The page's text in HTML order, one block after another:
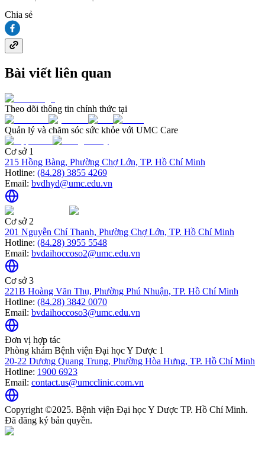
Chia sẻ
Bài viết liên quan
Theo dõi thông tin chính thức tại
Quản lý và chăm sóc sức khỏe với UMC Care
Cơ sở 1
215 Hồng Bàng, Phường Chợ Lớn, TP. Hồ Chí Minh
Hotline: (84.28) 3855 4269
Email: bvdhyd@umc.edu.vn
Cơ sở 2
201 Nguyễn Chí Thanh, Phường Chợ Lớn, TP. Hồ Chí Minh
Hotline: (84.28) 3955 5548
Email: bvdaihoccoso2@umc.edu.vn
Cơ sở 3
221B Hoàng Văn Thụ, Phường Phú Nhuận, TP. Hồ Chí Minh
Hotline: (84.28) 3842 0070
Email: bvdaihoccoso3@umc.edu.vn
Đơn vị hợp tác
Phòng khám Bệnh viện Đại học Y Dược 1
20-22 Dương Quang Trung, Phường Hòa Hưng, TP. Hồ Chí Minh
Hotline: 1900 6923
Email: contact.us@umcclinic.com.vn
Copyright ©2025. Bệnh viện Đại học Y Dược TP. Hồ Chí Minh.
Đã đăng ký bản quyền.